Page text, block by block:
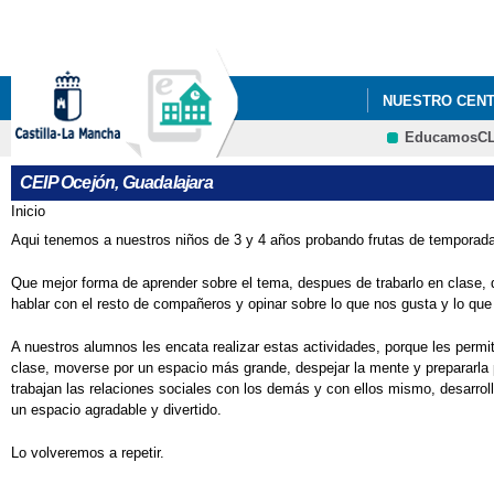
NUESTRO
PLAN INICIO
CEIP Ocejón, Guadalajara
Se encuentra usted aquí
Inicio
Aqui tenemos a nuestros niños de 3 y 4 años probando frutas de
Que mejor forma de aprender sobre el tema, despues de trabarlo en
hablar con el resto de compañeros y opinar sobre lo que nos gusta y lo
A nuestros alumnos les encata realizar estas actividades, porque les
clase, moverse por un espacio más grande, despejar la mente y
trabajan las relaciones sociales con los demás y con ellos mismo,
un espacio agradable y divertido.
Lo volveremos a repetir.